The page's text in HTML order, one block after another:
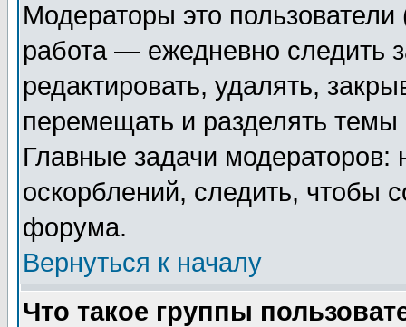
Модераторы это
работа — ежедневно следить
редактировать, удалять,
перемещать и разделять
Главные задачи
оскорблений, следить, чтобы
форума.
Вернуться к началу
Что такое группы